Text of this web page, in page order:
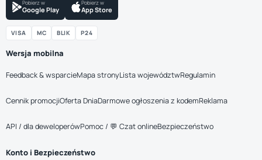
Pobierz w
Google Play
Pobierz w
App Store
VISA MC BLIK P24
Wersja mobilna
Feedback & wsparcieMapa stronyLista województwRegulamin
Cennik promocjiOferta DniaDarmowe ogłoszenia z kodemReklama
API / dla deweloperówPomoc / 💬 Czat onlineBezpieczeństwo
Konto i Bezpieczeństwo